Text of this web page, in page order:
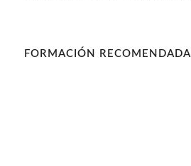
FORMACIÓN RECOMENDADA